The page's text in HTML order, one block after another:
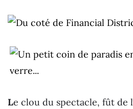
Le clou du spectacle, fût